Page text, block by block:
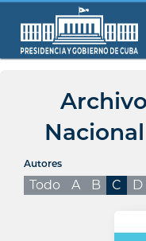
Autores
Todo A B C D